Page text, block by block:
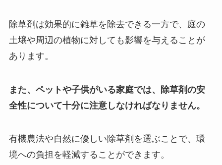
除草剤は効果的に雑草を除去できる一方で、庭の
土壌や周辺の植物に対しても影響を与えることが
あります。
また、ペットや子供がいる家庭では、除草剤の安
全性について十分に注意しなければなりません。
有機農法や自然に優しい除草剤を選ぶことで、環
境への負担を軽減することができます。